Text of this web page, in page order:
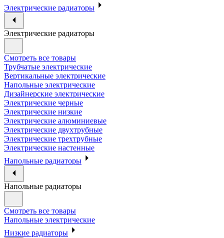
Электрические радиаторы
Электрические радиаторы
Смотреть все товары
Трубчатые электрические
Вертикальные электрические
Напольные электрические
Дизайнерские электрические
Электрические черные
Электрические низкие
Электрические алюминиевые
Электрические двухтрубные
Электрические трехтрубные
Электрические настенные
Напольные радиаторы
Напольные радиаторы
Смотреть все товары
Напольные электрические
Низкие радиаторы